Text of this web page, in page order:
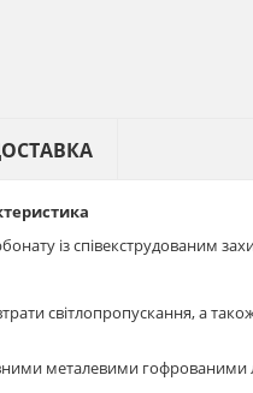
із співекструдованим
світлопропускання, а
металевими